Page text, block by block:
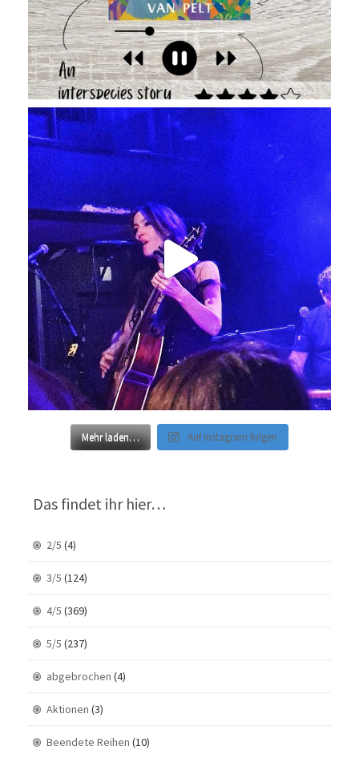
Mehr laden… Auf Instagram folgen
Das findet ihr hier…
2/5 (4)
3/5 (124)
4/5 (369)
5/5 (237)
abgebrochen (4)
Aktionen (3)
Beendete Reihen (10)